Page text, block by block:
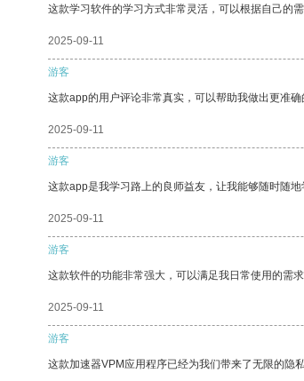
这款学习软件的学习方式非常灵活，可以根据自己的
2025-09-11
游客
这款app的用户评论非常真实，可以帮助我做出更准确
2025-09-11
游客
这款app是我学习路上的良师益友，让我能够随时随地
2025-09-11
游客
这款软件的功能非常强大，可以满足我日常使用的需求
2025-09-11
游客
这款加速器VPM应用程序已经为我们带来了无限的隐